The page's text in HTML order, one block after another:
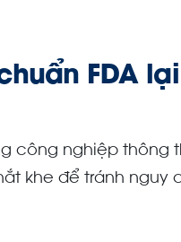
FDA
công nghiệp thông
khe để tránh